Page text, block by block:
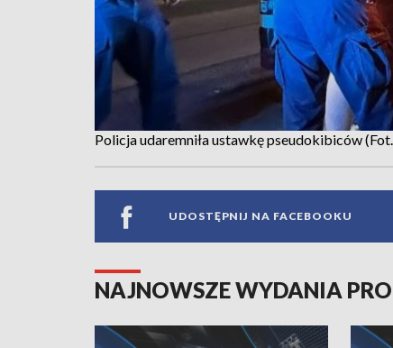
Policja udaremniła ustawkę pseudokibiców
UDOSTĘPNIJ NA FACEBOOKU
NAJNOWSZE WYDANIA